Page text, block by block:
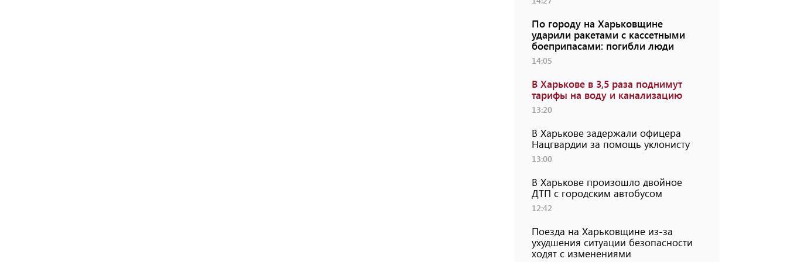
По городу на Харьковщине
ударили ракетами с кассетными
боеприпасами: погибли люди
14:05
В Харькове в 3,5 раза поднимут
тарифы на воду и канализацию
13:20
В Харькове задержали офицера
Нацгвардии за помощь уклонисту
13:00
В Харькове произошло двойное
ДТП с городским автобусом
12:42
Поезда на Харьковщине из-за
ухудшения ситуации безопасности
ходят с изменениями